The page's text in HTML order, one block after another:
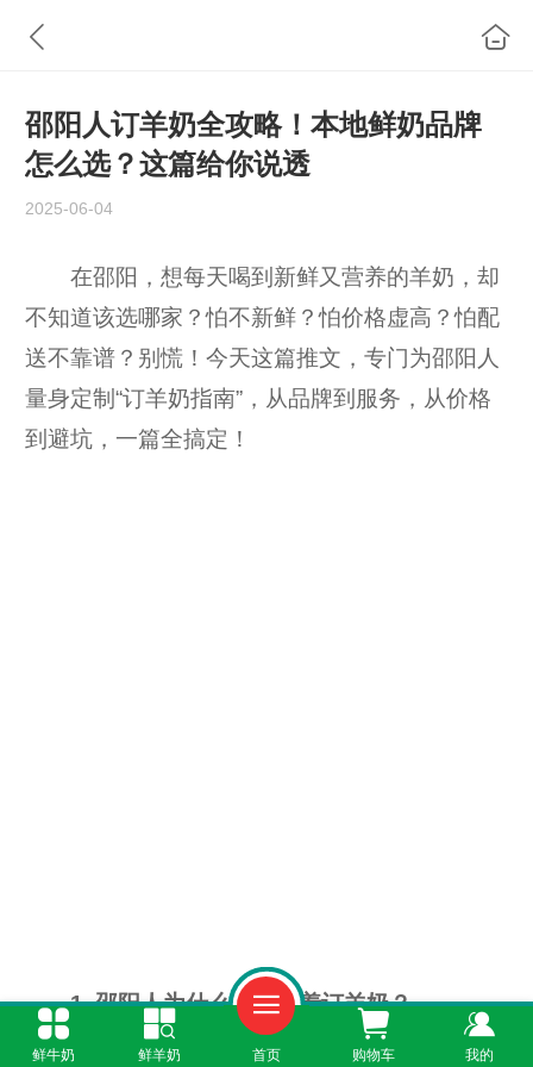
邵阳人订羊奶全攻略！本地鲜奶品牌
怎么选？这篇给你说透
2025-06-04
在邵阳，想每天喝到新鲜又营养的羊奶，却
不知道该选哪家？怕不新鲜？怕价格虚高？怕配
送不靠谱？别慌！今天这篇推文，专门为邵阳人
量身定制“订羊奶指南”，从品牌到服务，从价格
到避坑，一篇全搞定！
1. 邵阳人为什么开始抢着订羊奶？
鲜牛奶 鲜羊奶 首页 购物车 我的